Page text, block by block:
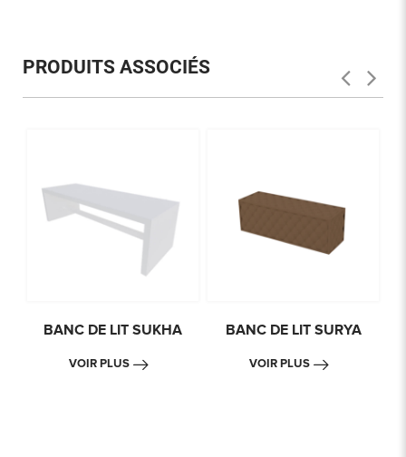
PRODUITS ASSOCIÉS
BANC DE LIT SUKHA
VOIR PLUS
BANC DE LIT SURYA
VOIR PLUS